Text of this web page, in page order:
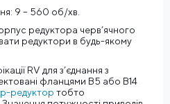
9 – 560 об/хв.
редуктора черв’ячного
редуктори в будь-якому
RV для з’єднання з
фланцями В5 або В14
редуктор тобто